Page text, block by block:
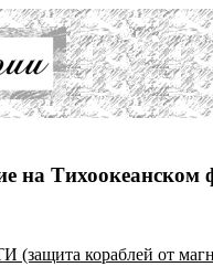
на Тихоокеанском
(защита кораблей от